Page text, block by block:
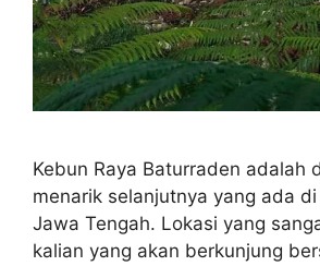
Kebun Raya Baturraden adalah
menarik selanjutnya yang ada
Jawa Tengah. Lokasi yang
kalian yang akan berkunjung